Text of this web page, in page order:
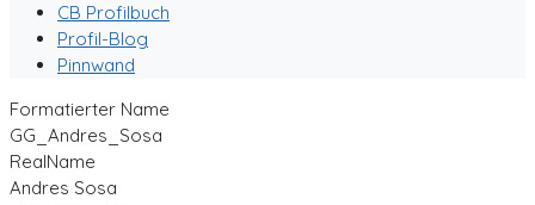
CB Profilbuch
Profil-Blog
Pinnwand
Formatierter Name
GG_Andres_Sosa
RealName
Andres Sosa